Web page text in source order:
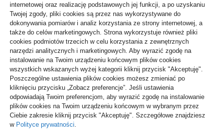
internetowej oraz realizację podstawowych jej funkcji, a po uzyskaniu
Twojej zgody, pliki cookies są przez nas wykorzystywane do
dokonywania pomiarów i analiz korzystania ze strony internetowej, a
także do celów marketingowych. Strona wykorzystuje również pliki
cookies podmiotów trzecich w celu korzystania z zewnętrznych
narzędzi analitycznych i marketingowych. Aby wyrazić zgodę na
instalowanie na Twoim urządzeniu końcowym plików cookies
wszystkich wskazanych wyżej kategorii kliknij przycisk "Akceptuję".
Poszczególne ustawienia plików cookies możesz zmieniać po
kliknięciu przycisku „Zobacz preferencje”. Jeśli ustawienia
odpowiadają Twoim preferencjom, aby wyrazić zgodę na instalowanie
plików cookies na Twoim urządzeniu końcowym w wybranym przez
Ciebie zakresie kliknij przycisk "Akceptuję". Szczegółowe znajdziesz
w Polityce prywatności.
Biznes, Finanse 61
Budownictwo, Przemysł
Dom, Ogród
Edukacja, Rozrywka
Inne
Moda, Uroda 24
Motoryzacja, Transport 68